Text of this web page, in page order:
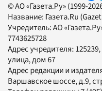
© АО «Газета.Ру» (1999-
Название: Газета.Ru
Учредитель:АО
7743625728
Адрес учредителя:
улица, дом 67
Адрес редакции и
Варшавское шоссе, д.9,